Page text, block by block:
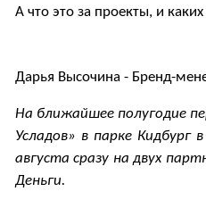
А что это за проекты, и
Дарья Высочина - Бренд-
На ближайшее полугодие
Усладов» в парке
августа сразу на двух
Деньги.